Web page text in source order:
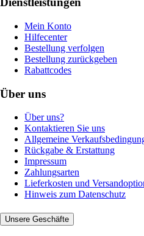
Mein Konto
Hilfecenter
Bestellung verfolgen
Bestellung zurückgeben
Rabattcodes
Über uns
Über uns?
Kontaktieren Sie uns
Allgemeine
Rückgabe & Erstattung
Impressum
Zahlungsarten
Lieferkosten und
Hinweis zum Datenschutz
Unsere Geschäfte